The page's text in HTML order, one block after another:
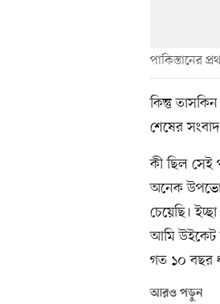
পাকিস্তানের
কিন্তু
শেষের
কী ছিল সেই
অনেক
চেয়েছি।
আমি উইকেট
গত ১০ বছর
আরও পড়ুন